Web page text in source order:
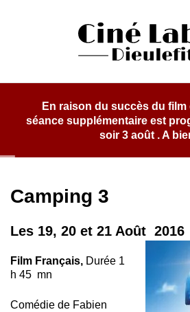
Cinéma
Dieulefit
En raison du succès du film
séance supplémentaire est
soir 3 août . A
Camping 3
Les 19, 20 et 21 Août 2016
Film Français, Durée 1
h 45 mn
Comédie de Fabien